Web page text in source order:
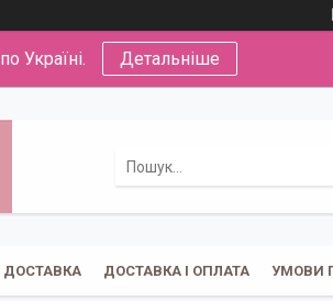
Україні. Детальніше
ДОСТАВКА І ОПЛАТА УМОВИ